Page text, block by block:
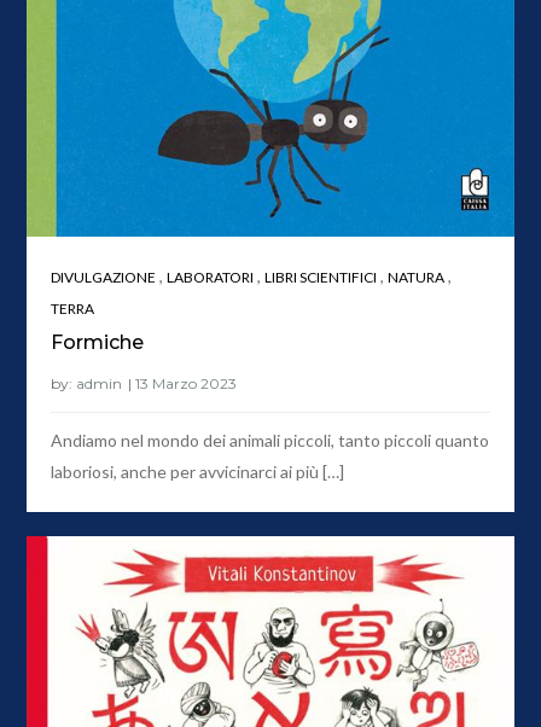
DIVULGAZIONE ,LABORATORI ,LIBRI SCIENTIFICI ,NATURA ,
TERRA
Formiche
by: admin
Andiamo nel mondo dei animali piccoli, tanto piccoli quanto
laboriosi, anche per avvicinarci ai più […]